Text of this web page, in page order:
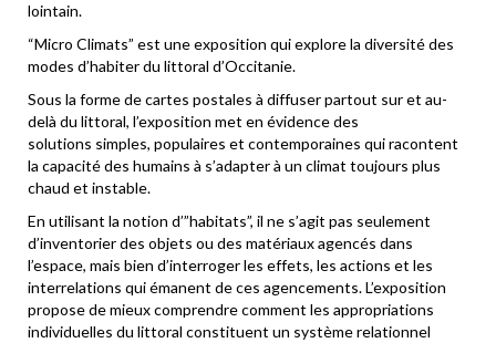
lointain.
“Micro Climats” est une exposition qui explore la diversité des
modes d’habiter du littoral d’Occitanie.
Sous la forme de cartes postales à diffuser partout sur et au-
delà du littoral, l’exposition met en évidence des
solutions simples, populaires et contemporaines qui racontent
la capacité des humains à s’adapter à un climat toujours plus
chaud et instable.
En utilisant la notion d’”habitats”, il ne s’agit pas seulement
d’inventorier des objets ou des matériaux agencés dans
l’espace, mais bien d’interroger les effets, les actions et les
interrelations qui émanent de ces agencements. L’exposition
propose de mieux comprendre comment les appropriations
individuelles du littoral constituent un système relationnel